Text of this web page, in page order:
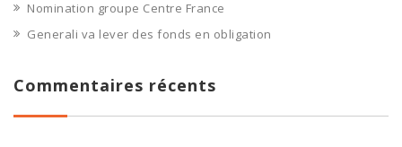
Nomination groupe Centre France
Generali va lever des fonds en obligation
Commentaires récents